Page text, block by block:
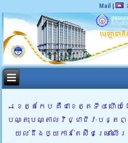
Mail |
← ខេត្តកែប គឺជាខេត្តទី៤ ហើ
បណ្តុះបណ្តាលវិជ្ជាជីវៈបន្ត
យល់ដឹងឲ្យកាន់តែស៊ីជម្រៅល